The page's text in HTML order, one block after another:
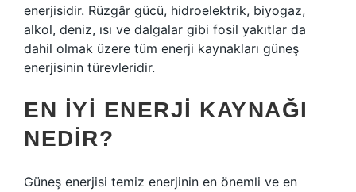
enerjisidir. Rüzgâr gücü, hidroelektrik, biyogaz,
alkol, deniz, ısı ve dalgalar gibi fosil yakıtlar da
dahil olmak üzere tüm enerji kaynakları güneş
enerjisinin türevleridir.
EN IYI ENERJI KAYNAĞI
NEDIR?
Güneş enerjisi temiz enerjinin en önemli ve en